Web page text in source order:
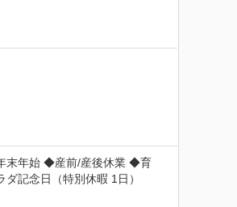
末年始 ◆産前/産後休業 ◆育
記念日（特別休暇 1日）